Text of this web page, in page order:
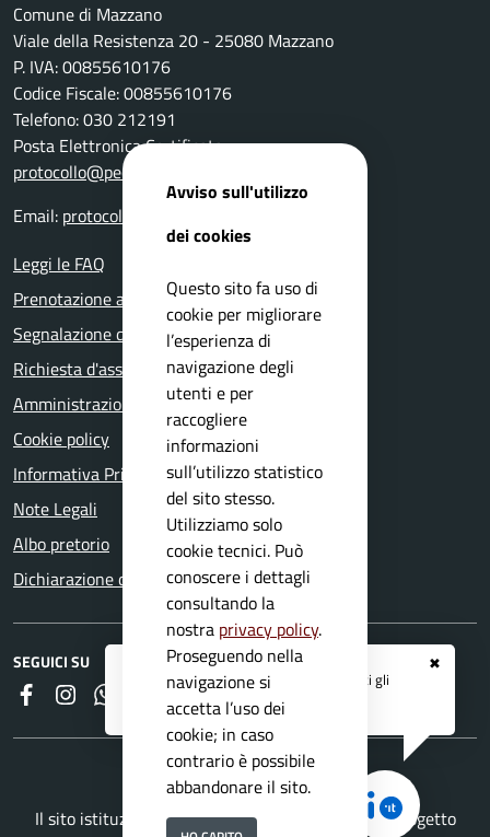
✖
Registrati ai serviziAPP IO
e ricevi tutti gli
aggiornamenti dall'Ente
Comune di Mazzano
Viale della Resistenza 20 - 25080 Mazzano
P. IVA: 00855610176
Codice Fiscale: 00855610176
Telefono: 030 212191
Posta Elettronica Certificata:
protocollo@pec.comune.mazzano.bs.it
Email: protocollo@comune.mazzano.bs.it
Leggi le FAQ
Prenotazione appuntamento
Segnalazione disservizio
Richiesta d'assistenza
Amministrazione trasparente
Cookie policy
Informativa Privacy
Note Legali
Albo pretorio
Dichiarazione di accessibilità
SEGUICI SU
FaceboookInstagramWhatsapp
RSS
Il sito istituzionale del Comune di Mazzano è un progetto
Avviso sull'utilizzo
dei cookies
Questo sito fa uso di
cookie per migliorare
l’esperienza di
navigazione degli
utenti e per
raccogliere
informazioni
sull’utilizzo statistico
del sito stesso.
Utilizziamo solo
cookie tecnici. Può
conoscere i dettagli
consultando la
nostra privacy policy.
Proseguendo nella
navigazione si
accetta l’uso dei
cookie; in caso
contrario è possibile
abbandonare il sito.